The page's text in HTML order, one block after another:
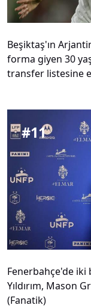
Beşiktaş'ın
forma giyen 30
transfer listesine
#11
Fenerbahçe'de iki
Yıldırım, Mason
(Fanatik)